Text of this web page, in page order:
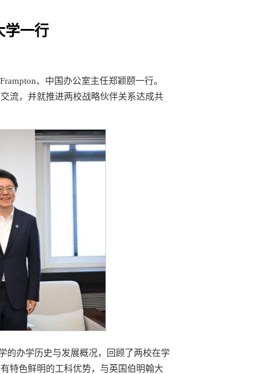
学一行
、中国办公室主任郑颖颐一行。
流，并就推进两校战略伙伴关系达成共
的办学历史与发展概况，回顾了两校在学
特色鲜明的工科优势，与英国伯明翰大